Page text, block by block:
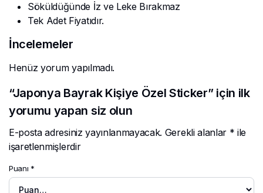
Söküldüğünde İz ve Leke Bırakmaz
Tek Adet Fiyatıdır.
İncelemeler
Henüz yorum yapılmadı.
“Japonya Bayrak Kişiye Özel Sticker” için ilk
yorumu yapan siz olun
E-posta adresiniz yayınlanmayacak. Gerekli alanlar * ile
işaretlenmişlerdir
Puanı *